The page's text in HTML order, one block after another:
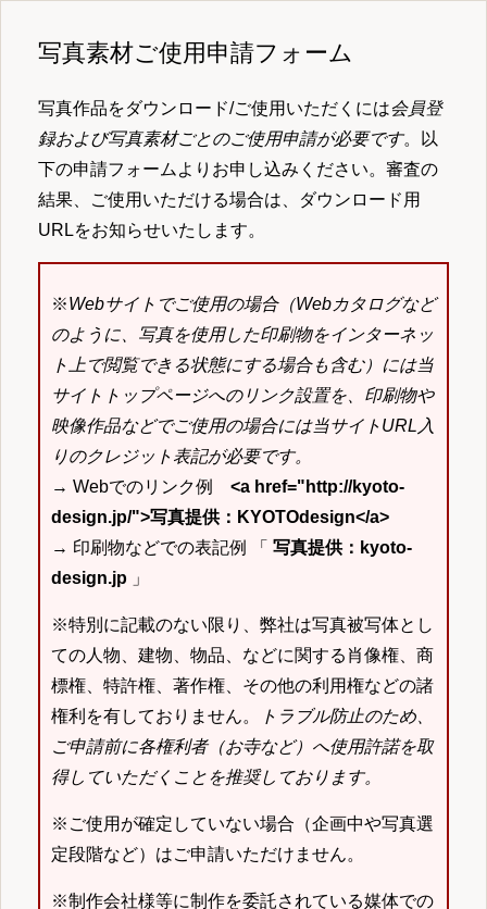
写真素材ご使用申請フォーム
写真作品をダウンロード/ご使用いただくには会員登
録および写真素材ごとのご使用申請が必要です。以
下の申請フォームよりお申し込みください。審査の
結果、ご使用いただける場合は、ダウンロード用
URLをお知らせいたします。
※Webサイトでご使用の場合（Webカタログなど
のように、写真を使用した印刷物をインターネッ
ト上で閲覧できる状態にする場合も含む）には当
サイトトップページへのリンク設置を、印刷物や
映像作品などでご使用の場合には当サイトURL入
りのクレジット表記が必要です。
→ Webでのリンク例 <a href="http://kyoto-
design.jp/">写真提供：KYOTOdesign</a>
→ 印刷物などでの表記例 「 写真提供：kyoto-
design.jp 」
※特別に記載のない限り、弊社は写真被写体とし
ての人物、建物、物品、などに関する肖像権、商
標権、特許権、著作権、その他の利用権などの諸
権利を有しておりません。
トラブル防止のため、
ご申請前に各権利者（お寺など）へ使用許諾を取
得していただくことを推奨しております。
※ご使用が確定していない場合（企画中や写真選
定段階など）はご申請いただけません。
※制作会社様等に制作を委託されている媒体での